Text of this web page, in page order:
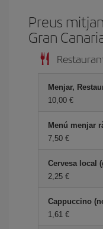
Preus
Gran
Menjar,
10,00
Menú menjar
7,50
Cervesa local
2,25
Cappuccino
1,61